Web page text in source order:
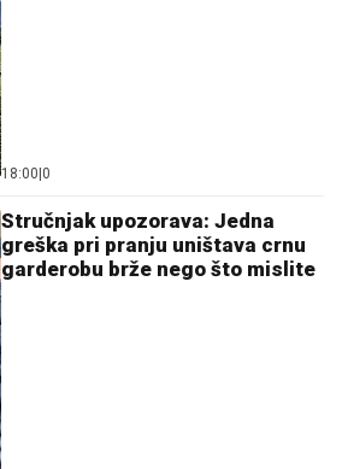
18:00|0
Stručnjak upozorava: Jedna
greška pri pranju uništava crnu
garderobu brže nego što mislite